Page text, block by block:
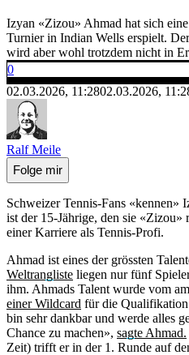
Izyan «Zizou» Ahmad hat sich
Turnier in Indian Wells erspielt.
wird aber wohl trotzdem nicht in
0
02.03.2026, 11:2802.03.2026,
Ralf Meile
Folge mir
Schweizer Tennis-Fans «kennen»
ist der 15-Jährige, den sie «Zizou»
einer Karriere als Tennis-Profi.
Ahmad ist eines der grössten
Weltrangliste liegen nur fünf
ihm. Ahmads Talent wurde vom
einer Wildcard für die
bin sehr dankbar und werde alles
Chance zu machen», sagte Ahmad.
Zeit) trifft er in der 1. Runde auf